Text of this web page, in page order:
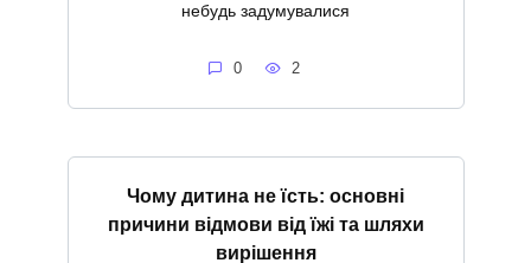
небудь задумувалися
0 2
Чому дитина не їсть: основні
причини відмови від їжі та шляхи
вирішення